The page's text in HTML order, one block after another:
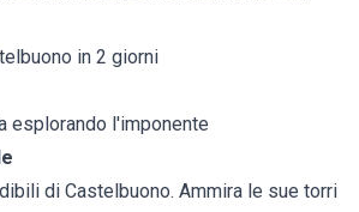
in 2 giorni
esplorando l'imponente
di Castelbuono. Ammira le sue torri